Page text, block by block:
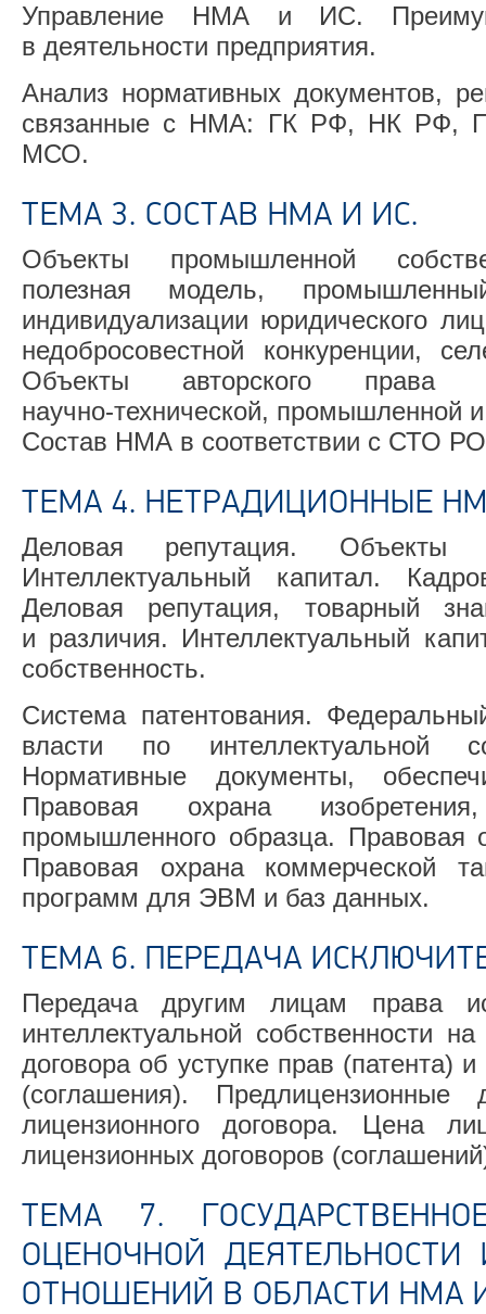
Управление НМА и ИС.
в деятельности предприятия.
Анализ нормативных документов,
связанные с НМА: ГК РФ, НК РФ,
МСО.
ТЕМА 3. СОСТАВ НМА И ИС.
Объекты промышленной
полезная модель,
индивидуализации юридического
недобросовестной конкуренции,
Объекты авторского
научно-технической, промышленной
Состав НМА в соответствии с СТО
ТЕМА 4. НЕТРАДИЦИОННЫЕ
Деловая репутация. Объекты
Интеллектуальный капитал.
Деловая репутация, товарный
и различия. Интеллектуальный
собственность.
Система патентования.
власти по интеллектуальной
Нормативные документы,
Правовая охрана
промышленного образца. Правовая
Правовая охрана коммерческой
программ для ЭВМ и баз данных.
ТЕМА 6. ПЕРЕДАЧА
Передача другим лицам права
интеллектуальной собственности
договора об уступке прав (патента)
(соглашения). Предлицензионные
лицензионного договора. Цена
лицензионных договоров
ТЕМА 7.
ОЦЕНОЧНОЙ ДЕЯТЕЛЬНОСТИ
ОТНОШЕНИЙ В ОБЛАСТИ НМА